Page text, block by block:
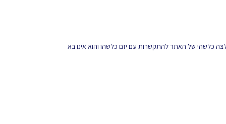
כלשהי של האתר להתקשרות עם יזם כלשהו והוא אינו בא